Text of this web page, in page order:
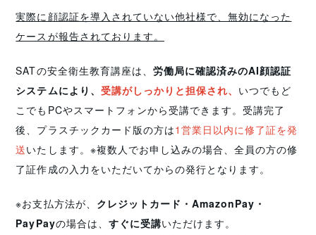
実際に顔認証を導入されていない他社様で、無効になった
ケースが報告されております。
SATの安全衛生教育講座は、 労働局に確認済みのAI顔認証
システムにより、 受講がしっかりと担保され、 いつでもど
こでもPCやスマートフォンから受講できます。受講完了
後、プラスチックカード版の方は1営業日以内に修了証を発
送いたします。※複数人でお申し込みの場合、全員の方の修
了証作成の入力をいただいてからの発行となります。
※お支払方法が、 クレジットカード・AmazonPay・
PayPayの場合は、 すぐに受講いただけます。